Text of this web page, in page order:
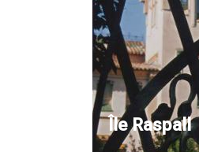
Île Raspall